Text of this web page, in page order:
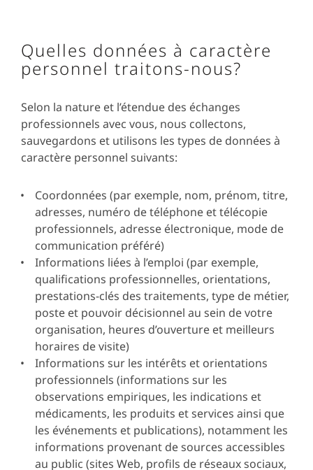
Quelles données à caractère
personnel traitons-nous?
Selon la nature et l’étendue des échanges
professionnels avec vous, nous collectons,
sauvegardons et utilisons les types de données à
caractère personnel suivants:
Coordonnées (par exemple, nom, prénom, titre,
adresses, numéro de téléphone et télécopie
professionnels, adresse électronique, mode de
communication préféré)
Informations liées à l’emploi (par exemple,
qualifications professionnelles, orientations,
prestations-clés des traitements, type de métier,
poste et pouvoir décisionnel au sein de votre
organisation, heures d’ouverture et meilleurs
horaires de visite)
Informations sur les intérêts et orientations
professionnels (informations sur les
observations empiriques, les indications et
médicaments, les produits et services ainsi que
les événements et publications), notamment les
informations provenant de sources accessibles
au public (sites Web, profils de réseaux sociaux,